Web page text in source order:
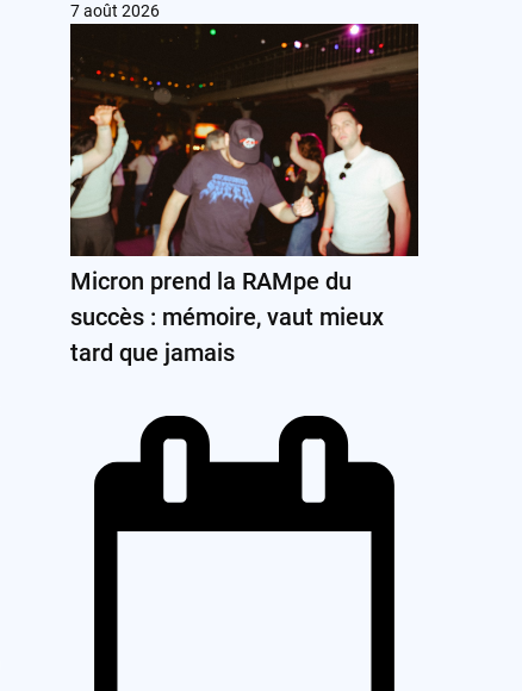
7 août 2026
Micron prend la RAMpe du
succès : mémoire, vaut mieux
tard que jamais